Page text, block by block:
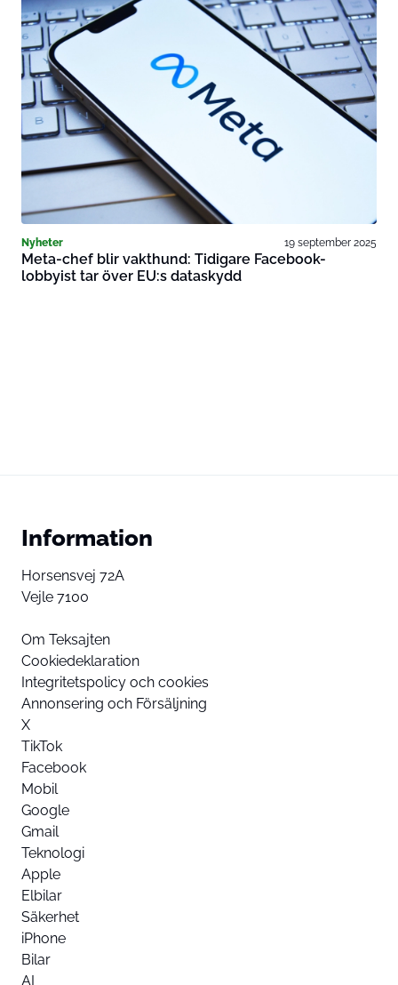
Nyheter 19 september 2025
Meta-chef blir vakthund: Tidigare Facebook-
lobbyist tar över EU:s dataskydd
Information
Horsensvej 72A
Vejle 7100
Om Teksajten
Cookiedeklaration
Integritetspolicy och cookies
Annonsering och Försäljning
X
TikTok
Facebook
Mobil
Google
Gmail
Teknologi
Apple
Elbilar
Säkerhet
iPhone
Bilar
AI